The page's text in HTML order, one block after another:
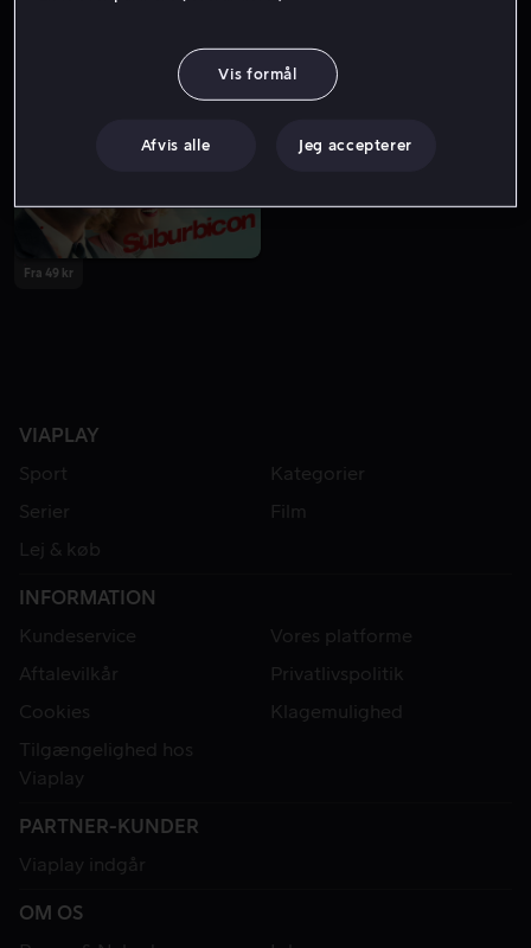
Fra 49 kr
Fra 49 kr
VIAPLAY
Sport
Kategorier
Serier
Film
Lej & køb
INFORMATION
Kundeservice
Vores platforme
Aftalevilkår
Privatlivspolitik
Cookies
Klagemulighed
Tilgængelighed hos
Viaplay
PARTNER-KUNDER
Viaplay indgår
OM OS
Vis formål
Afvis alle Jeg accepterer